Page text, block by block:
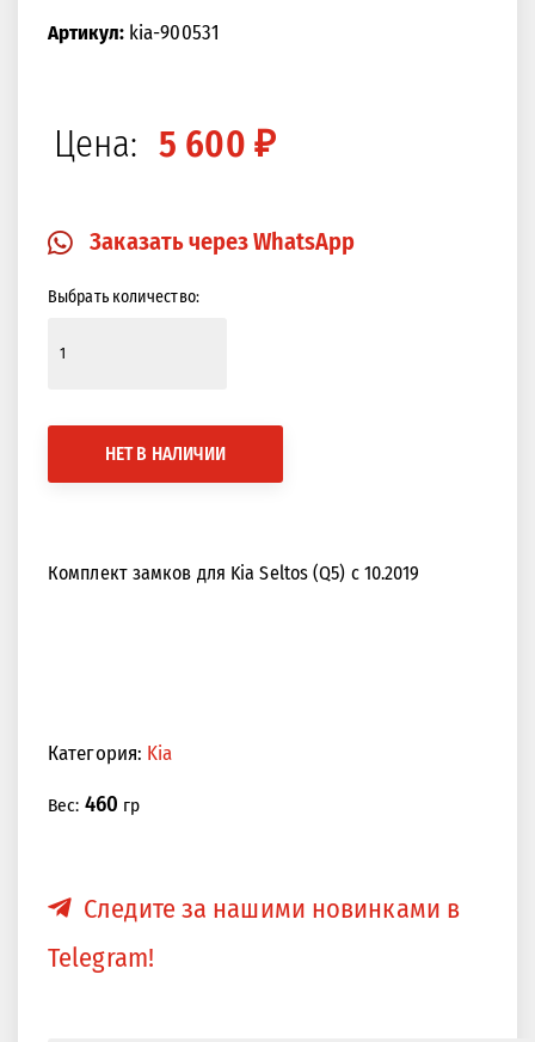
Артикул:kia-900531
Цена: 5 600 ₽
Заказать через WhatsApp
Выбрать количество:
НЕТ В НАЛИЧИИ
Комплект замков для Kia Seltos (Q5) с 10.2019
Категория: Kia
Вес: 460 гр
Следите за нашими новинками в
Telegram!